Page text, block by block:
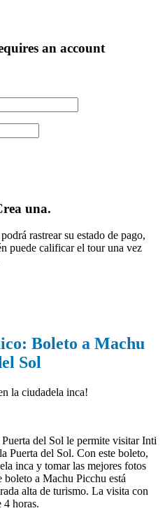
an account
una.
rastrear su estado de pago,
puede calificar el tour una vez
Boleto a Machu
Sol
la ciudadela inca!
del Sol le permite visitar Inti
Puerta del Sol. Con este boleto,
inca y tomar las mejores fotos
boleto a Machu Picchu está
alta de turismo. La visita con
4 horas.